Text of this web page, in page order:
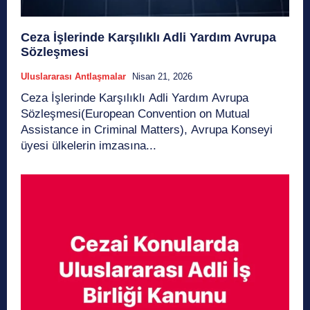
Ceza İşlerinde Karşılıklı Adli Yardım Avrupa
Sözleşmesi
Uluslararası Antlaşmalar Nisan 21, 2026
Ceza İşlerinde Karşılıklı Adli Yardım Avrupa
Sözleşmesi(European Convention on Mutual
Assistance in Criminal Matters), Avrupa Konseyi
üyesi ülkelerin imzasına...